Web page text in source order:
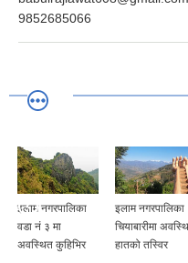
9852685066
इलाम नगरपालिका
वडा नं ३ मा
अवस्थित कुहिभिर
इलाम नगरपालिका
चियाबारीमा
हातको तस्विर